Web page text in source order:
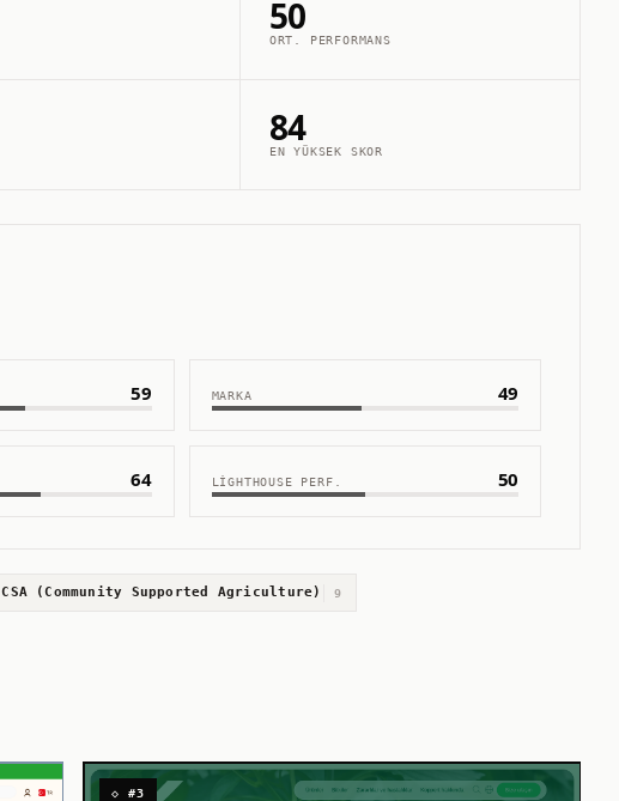
50
ORT. PERFORMANS
84
EN YÜKSEK SKOR
59 MARKA 49
64 LIGHTHOUSE PERF. 50
CSA (Community Supported Agriculture) 9
◇ #3